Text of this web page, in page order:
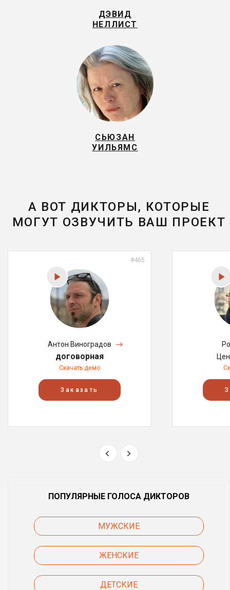
ДЭВИД
НЕЛЛИСТ
СЬЮЗАН
УИЛЬЯМС
А ВОТ ДИКТОРЫ, КОТОРЫЕ
МОГУТ ОЗВУЧИТЬ ВАШ ПРОЕКТ
#465
Антон Виноградов
договорная
Скачать демо
Заказать
ПОПУЛЯРНЫЕ ГОЛОСА ДИКТОРОВ
МУЖСКИЕ
ЖЕНСКИЕ
ДЕТСКИЕ